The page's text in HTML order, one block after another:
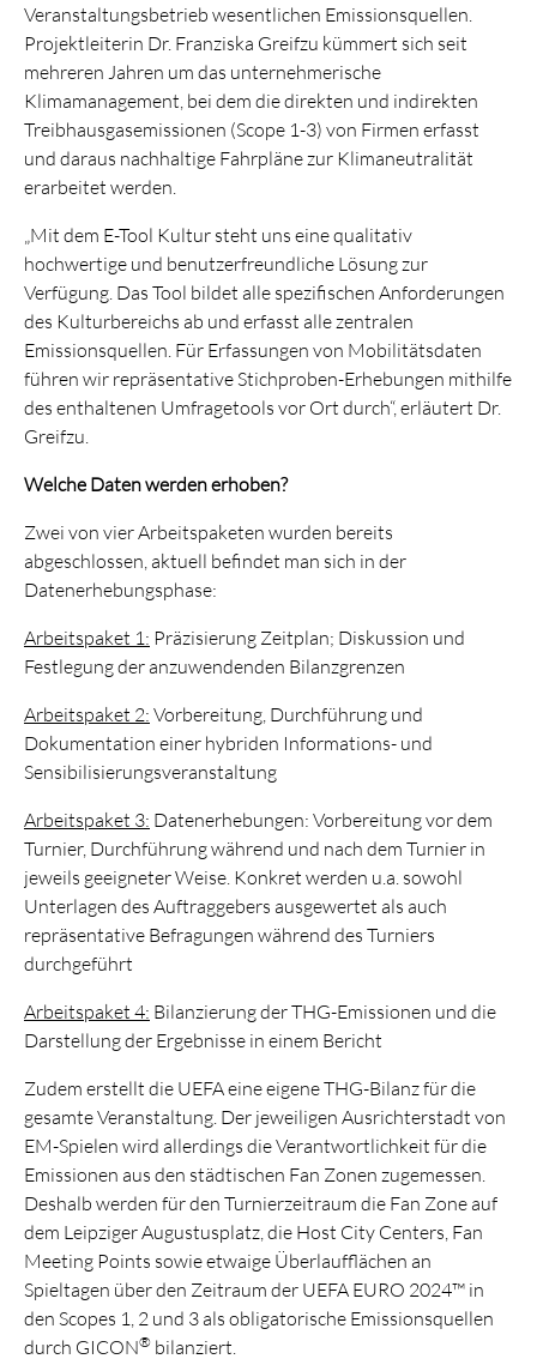
Veranstaltungsbetrieb wesentlichen Emissionsquellen.
Projektleiterin Dr. Franziska Greifzu kümmert sich seit
mehreren Jahren um das unternehmerische
Klimamanagement, bei dem die direkten und indirekten
Treibhausgasemissionen (Scope 1-3) von Firmen erfasst
und daraus nachhaltige Fahrpläne zur Klimaneutralität
erarbeitet werden.
„Mit dem E-Tool Kultur steht uns eine qualitativ
hochwertige und benutzerfreundliche Lösung zur
Verfügung. Das Tool bildet alle spezifischen Anforderungen
des Kulturbereichs ab und erfasst alle zentralen
Emissionsquellen. Für Erfassungen von Mobilitätsdaten
führen wir repräsentative Stichproben-Erhebungen mithilfe
des enthaltenen Umfragetools vor Ort durch“, erläutert Dr.
Greifzu.
Welche Daten werden erhoben?
Zwei von vier Arbeitspaketen wurden bereits
abgeschlossen, aktuell befindet man sich in der
Datenerhebungsphase:
Arbeitspaket 1: Präzisierung Zeitplan; Diskussion und
Festlegung der anzuwendenden Bilanzgrenzen
Arbeitspaket 2: Vorbereitung, Durchführung und
Dokumentation einer hybriden Informations- und
Sensibilisierungsveranstaltung
Arbeitspaket 3: Datenerhebungen: Vorbereitung vor dem
Turnier, Durchführung während und nach dem Turnier in
jeweils geeigneter Weise. Konkret werden u.a. sowohl
Unterlagen des Auftraggebers ausgewertet als auch
repräsentative Befragungen während des Turniers
durchgeführt
Arbeitspaket 4: Bilanzierung der THG-Emissionen und die
Darstellung der Ergebnisse in einem Bericht
Zudem erstellt die UEFA eine eigene THG-Bilanz für die
gesamte Veranstaltung. Der jeweiligen Ausrichterstadt von
EM-Spielen wird allerdings die Verantwortlichkeit für die
Emissionen aus den städtischen Fan Zonen zugemessen.
Deshalb werden für den Turnierzeitraum die Fan Zone auf
dem Leipziger Augustusplatz, die Host City Centers, Fan
Meeting Points sowie etwaige Überlaufflächen an
Spieltagen über den Zeitraum der UEFA EURO 2024™ in
den Scopes 1, 2 und 3 als obligatorische Emissionsquellen
durch GICON® bilanziert.